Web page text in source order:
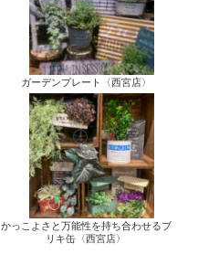
ガーデンプレート〈西宮店〉
かっこよさと万能性を持ち合わせるブ
リキ缶〈西宮店〉